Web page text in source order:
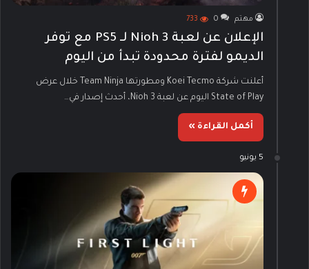
مهتم 0
733
الإعلان عن لعبة Nioh 3 لـ PS5 مع توفر
الديمو لفترة محدودة تبدأ من اليوم
أعلنت شركة Koei Tecmo ومطورتها Team Ninja خلال عرض
State of Play اليوم عن لعبة Nioh 3، أحدث إصدار في…
أكمل القراءة »
5 يونيو